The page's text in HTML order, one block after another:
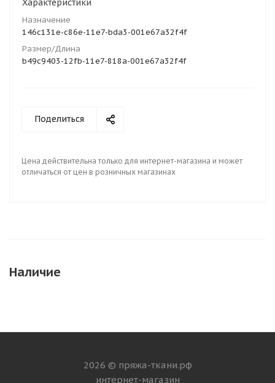
Характеристики
Назначение
146c131e-c86e-11e7-bda3-001e67a32f4f
Размер/Длина
b49c9403-12fb-11e7-818a-001e67a32f4f
Поделиться
Цена действительна только для интернет-магазина и может
отличаться от цен в розничных магазинах
Наличие
2026 © пряжа-ткани.рф
интернет-магазин